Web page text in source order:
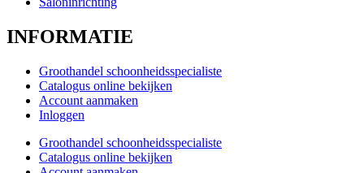
INFORMATIE
Groothandel schoonheidsspecialiste
Catalogus online bekijken
Account aanmaken
Inloggen
Groothandel schoonheidsspecialiste
Catalogus online bekijken